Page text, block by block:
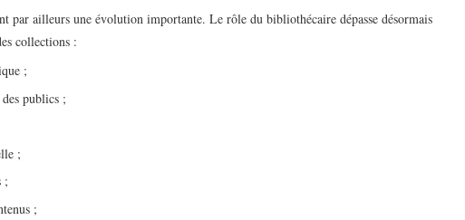
par ailleurs une évolution importante. Le rôle du bibliothécaire dépasse désormais
collections :
;
publics ;
;
;
;